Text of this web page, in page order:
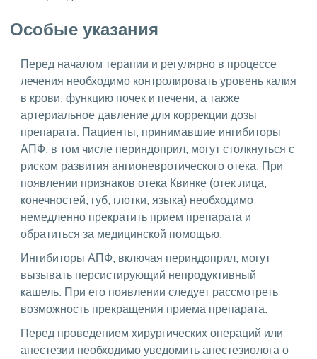
Особые указания
Перед началом терапии и регулярно в процессе
лечения необходимо контролировать уровень калия
в крови, функцию почек и печени, а также
артериальное давление для коррекции дозы
препарата. Пациенты, принимавшие ингибиторы
АПФ, в том числе периндоприл, могут столкнуться с
риском развития ангионевротического отека. При
появлении признаков отека Квинке (отек лица,
конечностей, губ, глотки, языка) необходимо
немедленно прекратить прием препарата и
обратиться за медицинской помощью.
Ингибиторы АПФ, включая периндоприл, могут
вызывать персистирующий непродуктивный
кашель. При его появлении следует рассмотреть
возможность прекращения приема препарата.
Перед проведением хирургических операций или
анестезии необходимо уведомить анестезиолога о